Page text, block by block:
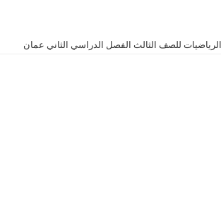
للصف الثالث الفصل الدراسي الثاني عمان